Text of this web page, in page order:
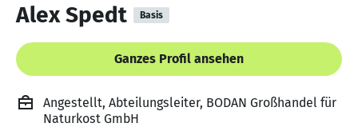
Alex Spedt Basis
Ganzes Profil ansehen
Angestellt, Abteilungsleiter, BODAN Großhandel für
Naturkost GmbH